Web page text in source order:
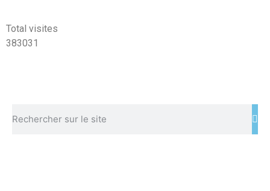
Total visites
383031